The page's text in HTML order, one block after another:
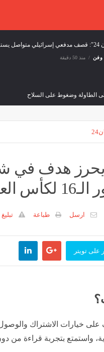
وفن
وفن منذ 50 دقيقة
الطاولة وضغوط على السلاح
الجيش اليمني: نفذنا عملا
هدف في
ارسل طباعة تبليغ
على تويتر
على خيارات الاشتراك
واستمتع بتجربة قراءة من